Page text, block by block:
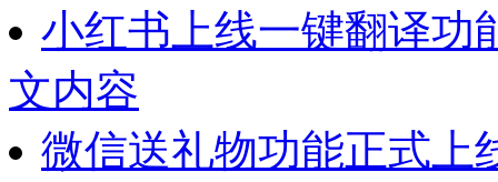
小红书上线一键翻译功
文内容
微信送礼物功能正式上